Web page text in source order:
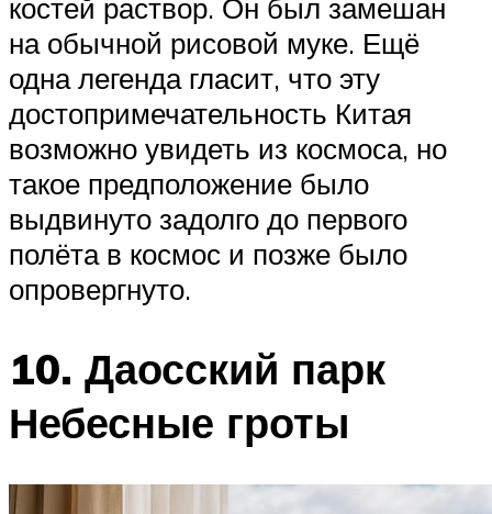
костей раствор. Он был замешан
на обычной рисовой муке. Ещё
одна легенда гласит, что эту
достопримечательность Китая
возможно увидеть из космоса, но
такое предположение было
выдвинуто задолго до первого
полёта в космос и позже было
опровергнуто.
10. Даосский парк
Небесные гроты